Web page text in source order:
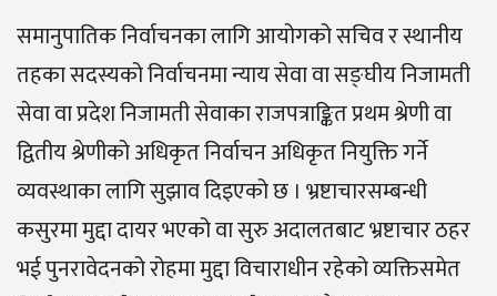
समानुपातिक निर्वाचनका लागि आयोगको सचिव र स्थानीय
तहका सदस्यको निर्वाचनमा न्याय सेवा वा सङ्घीय निजामती
सेवा वा प्रदेश निजामती सेवाका राजपत्राङ्कित प्रथम श्रेणी वा
द्वितीय श्रेणीको अधिकृत निर्वाचन अधिकृत नियुक्ति गर्ने
व्यवस्थाका लागि सुझाव दिइएको छ । भ्रष्टाचारसम्बन्धी
कसुरमा मुद्दा दायर भएको वा सुरु अदालतबाट भ्रष्टाचार ठहर
भई पुनरावेदनको रोहमा मुद्दा विचाराधीन रहेको व्यक्तिसमेत